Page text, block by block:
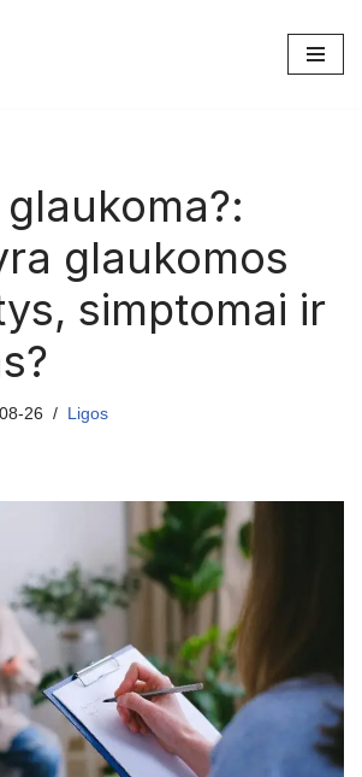
glaukomos
simptomai ir
26 Ligos